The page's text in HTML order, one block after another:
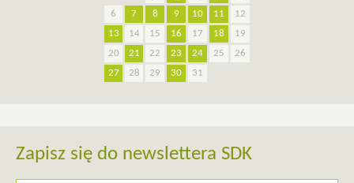
6
7 8 9 10 11
12
13
14 15 16 17 18
19
20
21 22 23 24 25
26
27
28 29 30 31
Zapisz się do newslettera SDK